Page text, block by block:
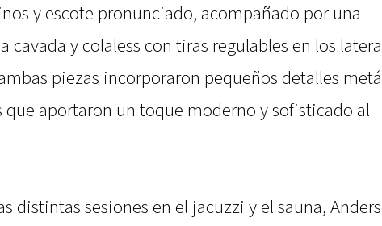
y escote pronunciado, acompañado por una
cavada y colaless con tiras regulables en los
piezas incorporaron pequeños detalles
que aportaron un toque moderno y sofisticado al
distintas sesiones en el jacuzzi y el sauna,